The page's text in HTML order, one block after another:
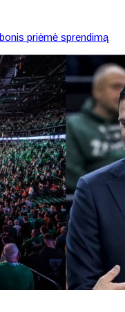
priėmė sprendimą